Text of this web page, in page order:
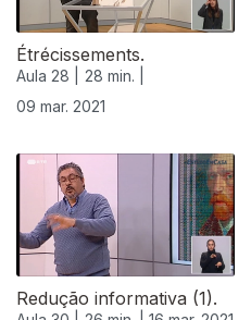
Étrécissements.
Aula 28 |
28 min. |
09 mar. 2021
Redução informativa (1).